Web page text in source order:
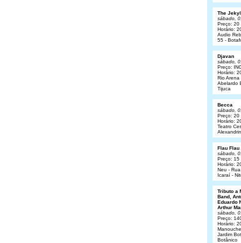
The
sábado,
Preço: 20
Horário:
Audio
55 -
Djavan
sábado,
Preço:
Horário:
Rio Arena
Abelardo
Tijuca
Becca
sábado,
Preço: 20
Horário:
Teatro
Flau Flau
sábado,
Preço: 15
Horário:
Neu -
Icaraí -
Tributo a
Band,
Eduardo
Arthur
sábado,
Preço:
Horário:
Jardim
Botânico